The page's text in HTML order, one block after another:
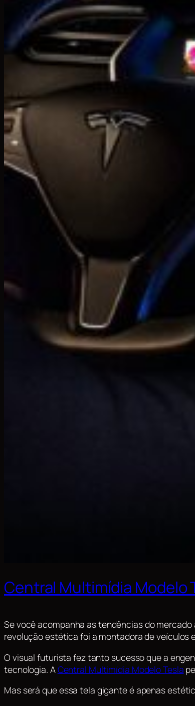
Central Multimídia Modelo
Se você acompanha as tendências do
revolução estética foi a montadora de veículos
O visual futurista fez tanto sucesso que a
tecnologia. A Central Multimídia Modelo Tesla
Mas será que essa tela gigante é apenas